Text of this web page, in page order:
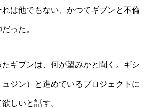
は他でもない、かつてギブンと不倫
った。
ギブンは、何が望みかと聞く。ギシ
ジン）と進めているプロジェクトに
しいと話す。